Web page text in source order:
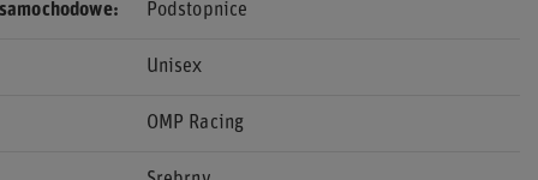
Podstopnice
Unisex
OMP Racing